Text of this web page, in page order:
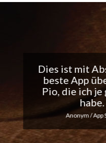
Tolle
Macht